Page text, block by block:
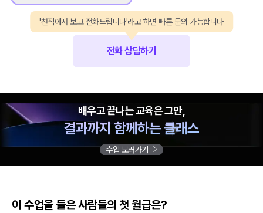
전화 상담하기
'천직에서 보고 전화드립니다'라고 하면 빠른 문의 가능합니다
배우고 끝나는 교육은 그만,
결과까지 함께하는 클래스
수업 보러가기
이 수업을 들은 사람들의 첫 월급은?